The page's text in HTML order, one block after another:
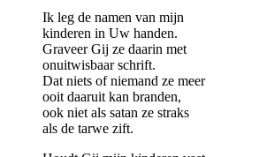
Ik leg de namen van mijn
kinderen in Uw handen.
Graveer Gij ze daarin met
onuitwisbaar schrift.
Dat niets of niemand ze meer
ooit daaruit kan branden,
ook niet als satan ze straks
als de tarwe zift.